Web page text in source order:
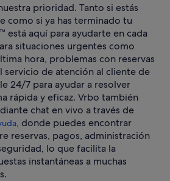
prioridad. Tanto si estás
como si ya has terminado tu
está aquí para ayudarte en cada
situaciones urgentes como
hora, problemas con reservas
servicio de atención al cliente de
24/7 para ayudar a resolver
rápida y eficaz. Vrbo también
chat en vivo a través de
donde puedes encontrar
reservas, pagos, administración
lo que facilita la
instantáneas a muchas